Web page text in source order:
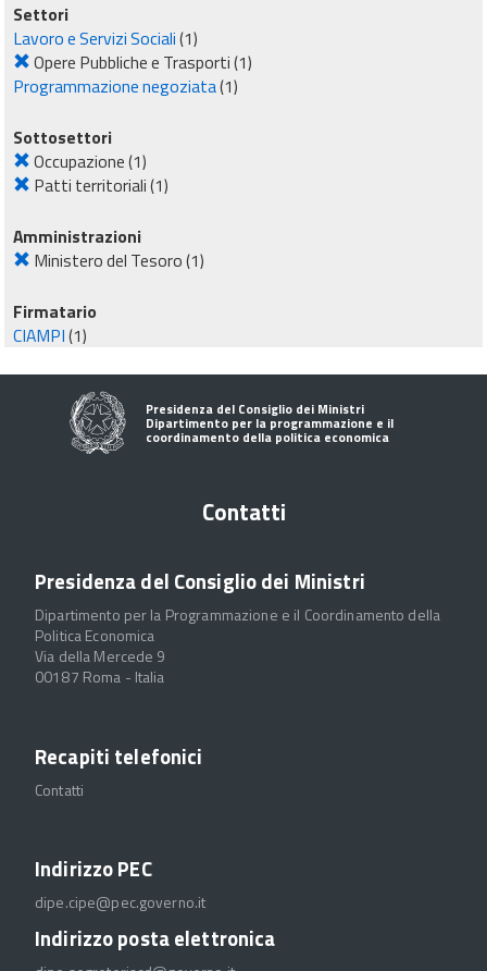
Settori
Lavoro e Servizi Sociali(1)
Opere Pubbliche e Trasporti(1)
Programmazione negoziata(1)
Sottosettori
Occupazione(1)
Patti territoriali(1)
Amministrazioni
Ministero del Tesoro(1)
Firmatario
CIAMPI(1)
Presidenza del Consiglio dei Ministri
Dipartimento per la programmazione e il
coordinamento della politica economica
Contatti
Presidenza del Consiglio dei Ministri
Dipartimento per la Programmazione e il Coordinamento della
Politica Economica
Via della Mercede 9
00187 Roma - Italia
Recapiti telefonici
Contatti
Indirizzo PEC
dipe.cipe@pec.governo.it
Indirizzo posta elettronica